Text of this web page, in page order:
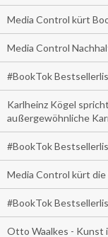
Media Control kürt
Media Control
#BookTok
Karlheinz Kögel
außergewöhnliche
#BookTok
Media Control kürt
#BookTok
Otto Waalkes - Kunst